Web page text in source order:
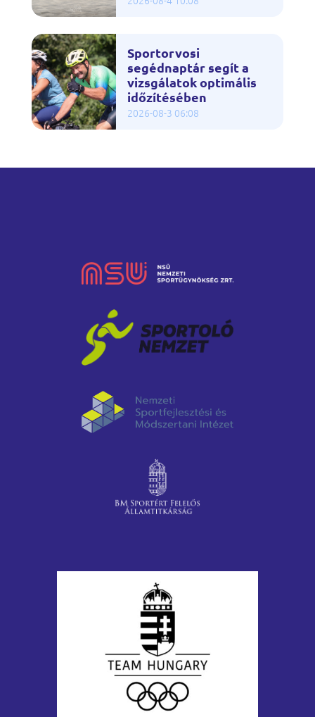
Sportorvosi
segédnaptár segít a
vizsgálatok optimális
időzítésében
2026-08-3 06:08